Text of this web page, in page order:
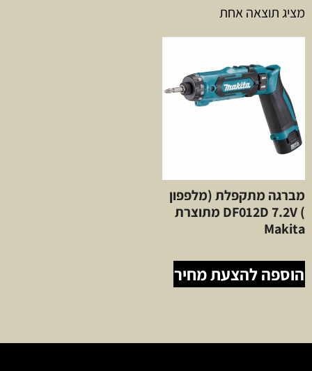
מציג תוצאה אחת
מברגה מתקפלת (מלפפון
) DF012D 7.2V מתוצרת
Makita
הוספה להצעת מחיר